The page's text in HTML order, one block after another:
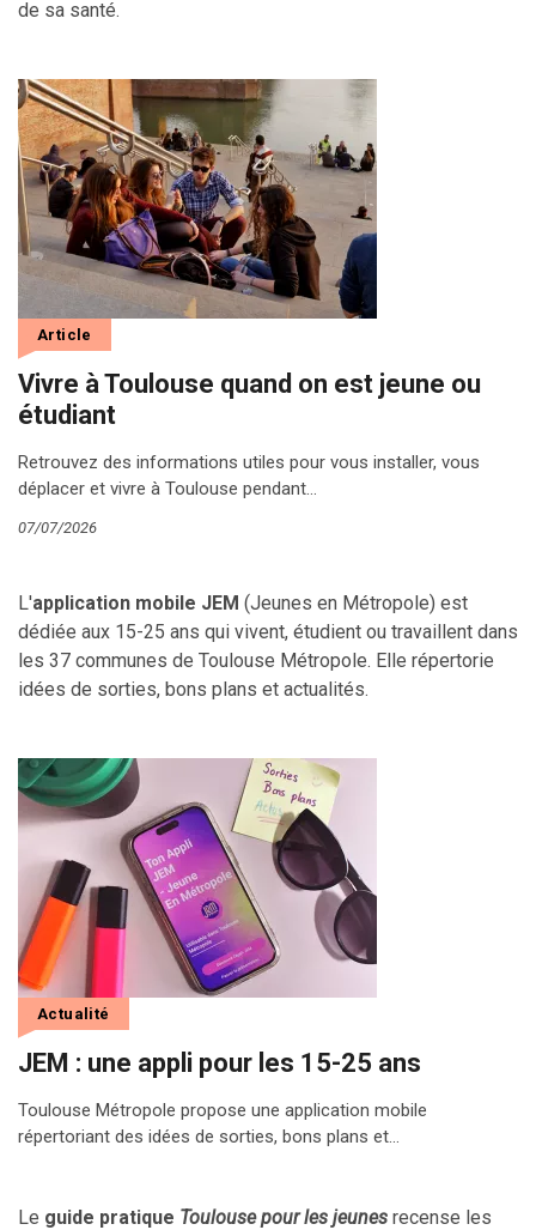
de sa santé.
Vivre à Toulouse quand on est jeune ou
étudiant
Article
Retrouvez des informations utiles pour vous installer, vous
déplacer et vivre à Toulouse pendant…
07/07/2026
L'application mobile JEM (Jeunes en Métropole) est
dédiée aux 15-25 ans qui vivent, étudient ou travaillent dans
les 37 communes de Toulouse Métropole. Elle répertorie
idées de sorties, bons plans et actualités.
JEM : une appli pour les 15-25 ans
Actualité
Toulouse Métropole propose une application mobile
répertoriant des idées de sorties, bons plans et…
Le guide pratique Toulouse pour les jeunes recense les